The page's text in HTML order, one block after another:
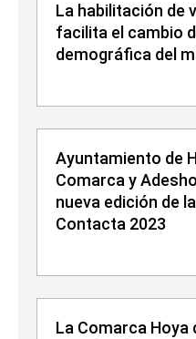
La habilitación de
facilita el cambio
demográfica del
Ayuntamiento de
Comarca y
nueva edición de
Contacta 2023
La Comarca Hoya